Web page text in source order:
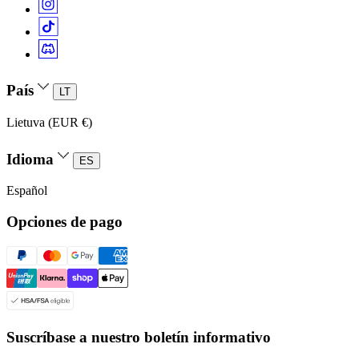
País LT
Lietuva (EUR €)
Idioma ES
Español
Opciones de pago
Suscríbase a nuestro boletín informativo